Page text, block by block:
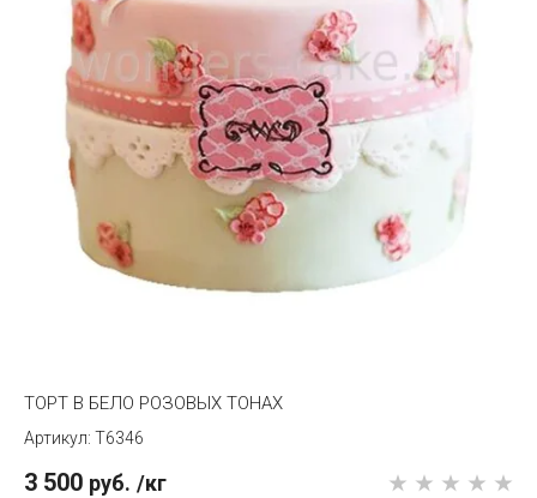
ТОРТ В БЕЛО РОЗОВЫХ ТОНАХ
T6346
3 500 руб. /кг